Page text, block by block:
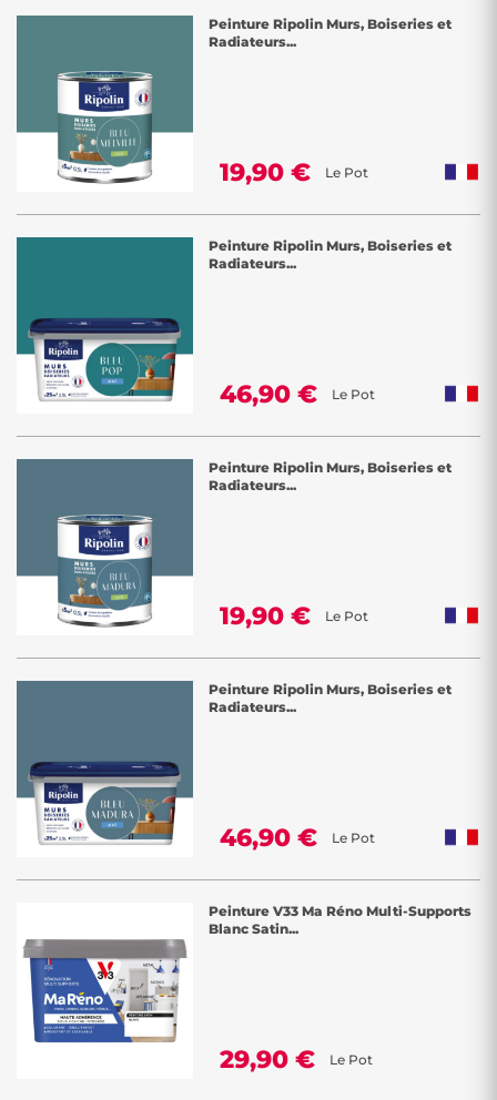
Peinture Ripolin Murs, Boiseries et
Radiateurs...
19,90 € Le Pot
Peinture Ripolin Murs, Boiseries et
Radiateurs...
46,90 € Le Pot
Peinture Ripolin Murs, Boiseries et
Radiateurs...
19,90 € Le Pot
Peinture Ripolin Murs, Boiseries et
Radiateurs...
46,90 € Le Pot
Peinture V33 Ma Réno Multi-Supports
Blanc Satin...
29,90 € Le Pot